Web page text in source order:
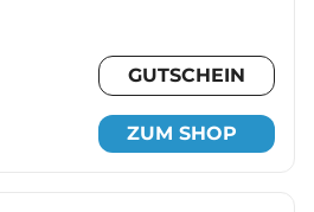
GUTSCHEIN
ZUM SHOP